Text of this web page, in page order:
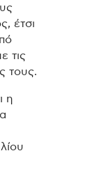
έτσι
τις
τους.
η